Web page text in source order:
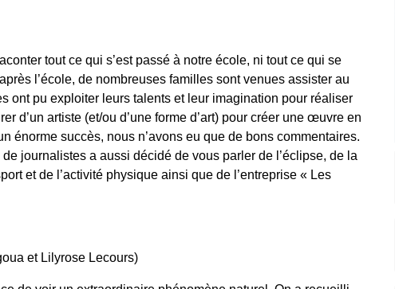
tout ce qui s’est passé à notre école, ni tout ce qui se
l’école, de nombreuses familles sont venues assister au
ont pu exploiter leurs talents et leur imagination pour réaliser
d’un artiste (et/ou d’une forme d’art) pour créer une œuvre en
énorme succès, nous n’avons eu que de bons commentaires.
journalistes a aussi décidé de vous parler de l’éclipse, de la
et de l’activité physique ainsi que de l’entreprise « Les
et Lilyrose Lecours)